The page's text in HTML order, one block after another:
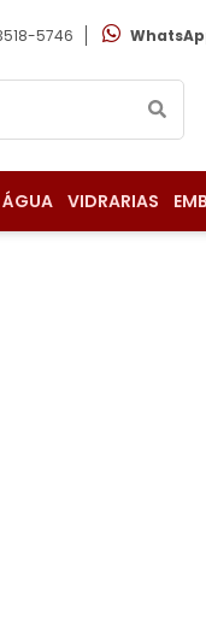
5746
ÁGUA VIDRARIAS